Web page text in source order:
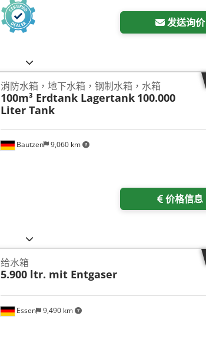
发送询价
Bautzen 9,060 km
消防水箱，地下水箱，钢制水箱，水箱
100m³ Erdtank Lagertank 100.000
Liter Tank
价格信息
Essen 9,490 km
给水箱
5.900 ltr. mit Entgaser